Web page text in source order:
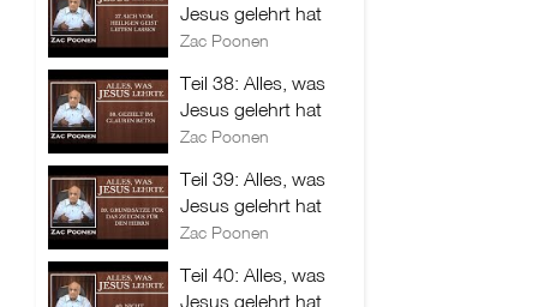
Jesus gelehrt hat
Zac Poonen
Teil 38: Alles, was
Jesus gelehrt hat
Zac Poonen
Teil 39: Alles, was
Jesus gelehrt hat
Zac Poonen
Teil 40: Alles, was
Jesus gelehrt hat